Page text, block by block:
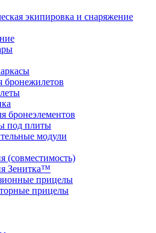
экипировка и снаряжение
бронежилетов
бронеэлементов
под плиты
модули
(совместимость)
Зенитка™
прицелы
прицелы